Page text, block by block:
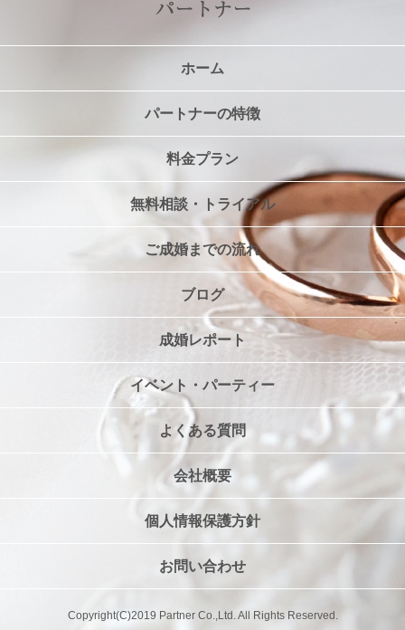
ホーム
パートナーの特徴
料金プラン
無料相談・トライアル
ご成婚までの流れ
ブログ
成婚レポート
イベント・パーティー
よくある質問
会社概要
個人情報保護方針
お問い合わせ
Copyright(C)2019 Partner Co.,Ltd. All Rights Reserved.